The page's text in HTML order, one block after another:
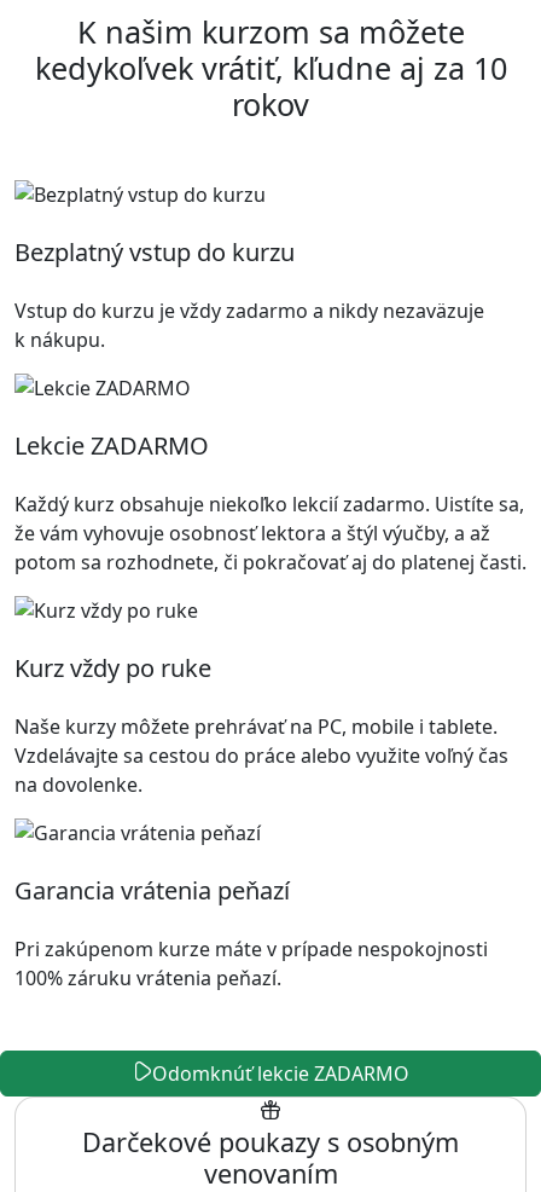
K našim kurzom sa môžete
kedykoľvek vrátiť, kľudne aj za 10
rokov
Bezplatný vstup do kurzu
Vstup do kurzu je vždy zadarmo a nikdy nezaväzuje
k nákupu.
Lekcie ZADARMO
Každý kurz obsahuje niekoľko lekcií zadarmo. Uistíte sa,
že vám vyhovuje osobnosť lektora a štýl výučby, a až
potom sa rozhodnete, či pokračovať aj do platenej časti.
Kurz vždy po ruke
Naše kurzy môžete prehrávať na PC, mobile i tablete.
Vzdelávajte sa cestou do práce alebo využite voľný čas
na dovolenke.
Garancia vrátenia peňazí
Pri zakúpenom kurze máte v prípade nespokojnosti
100% záruku vrátenia peňazí.
Odomknúť lekcie ZADARMO
Darčekové poukazy s osobným
venovaním